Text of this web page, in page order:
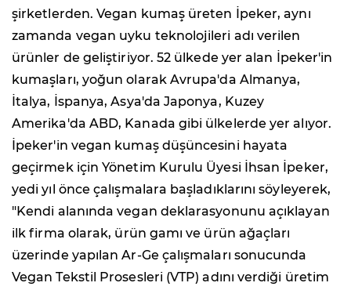
şirketlerden. Vegan kumaş üreten İpeker, aynı
zamanda vegan uyku teknolojileri adı verilen
ürünler de geliştiriyor. 52 ülkede yer alan İpeker'in
kumaşları, yoğun olarak Avrupa'da Almanya,
İtalya, İspanya, Asya'da Japonya, Kuzey
Amerika'da ABD, Kanada gibi ülkelerde yer alıyor.
İpeker'in vegan kumaş düşüncesini hayata
geçirmek için Yönetim Kurulu Üyesi İhsan İpeker,
yedi yıl önce çalışmalara başladıklarını söyleyerek,
"Kendi alanında vegan deklarasyonunu açıklayan
ilk firma olarak, ürün gamı ve ürün ağaçları
üzerinde yapılan Ar-Ge çalışmaları sonucunda
Vegan Tekstil Prosesleri (VTP) adını verdiği üretim